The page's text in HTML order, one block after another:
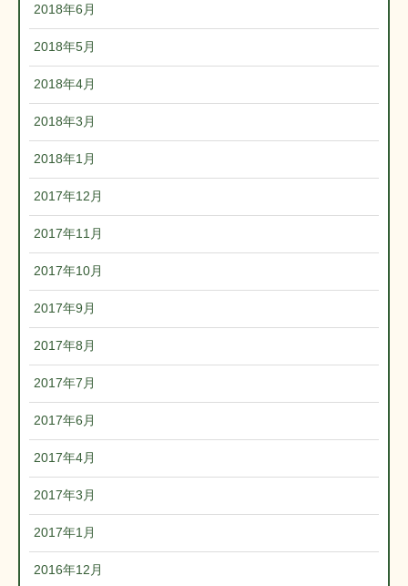
2018年6月
2018年5月
2018年4月
2018年3月
2018年1月
2017年12月
2017年11月
2017年10月
2017年9月
2017年8月
2017年7月
2017年6月
2017年4月
2017年3月
2017年1月
2016年12月